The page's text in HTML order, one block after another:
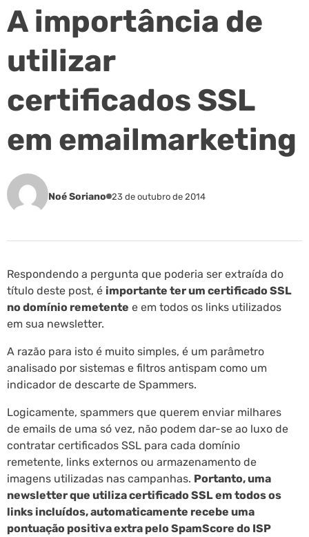
A importância de
utilizar
certificados SSL
em emailmarketing
Noé Soriano 23 de outubro de 2014
Respondendo a pergunta que poderia ser extraída do
título deste post, é importante ter um certificado SSL
no domínio remetente e em todos os links utilizados
em sua newsletter.
A razão para isto é muito simples, é um parâmetro
analisado por sistemas e filtros antispam como um
indicador de descarte de Spammers.
Logicamente, spammers que querem enviar milhares
de emails de uma só vez, não podem dar-se ao luxo de
contratar certificados SSL para cada domínio
remetente, links externos ou armazenamento de
imagens utilizadas nas campanhas. Portanto, uma
newsletter que utiliza certificado SSL em todos os
links incluídos, automaticamente recebe uma
pontuação positiva extra pelo SpamScore do ISP